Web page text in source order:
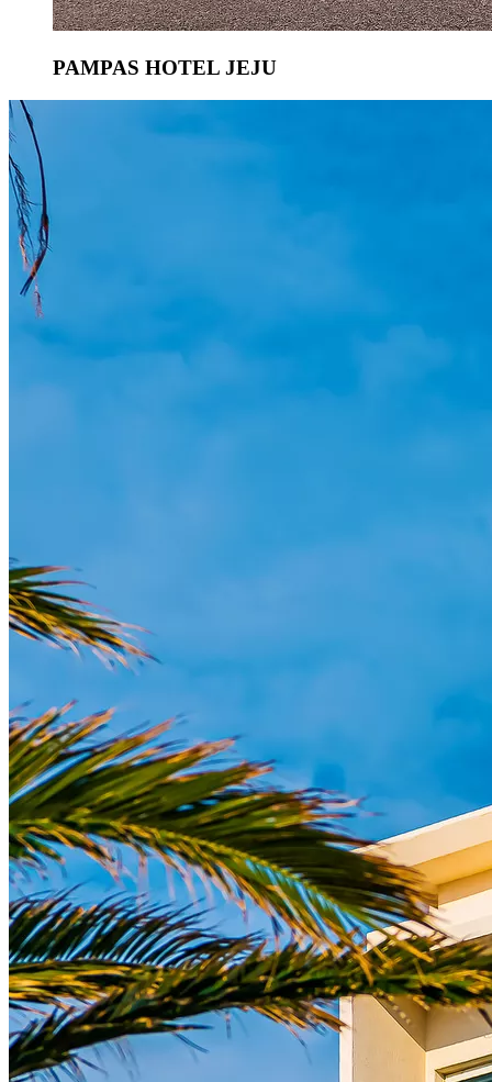
PAMPAS HOTEL JEJU